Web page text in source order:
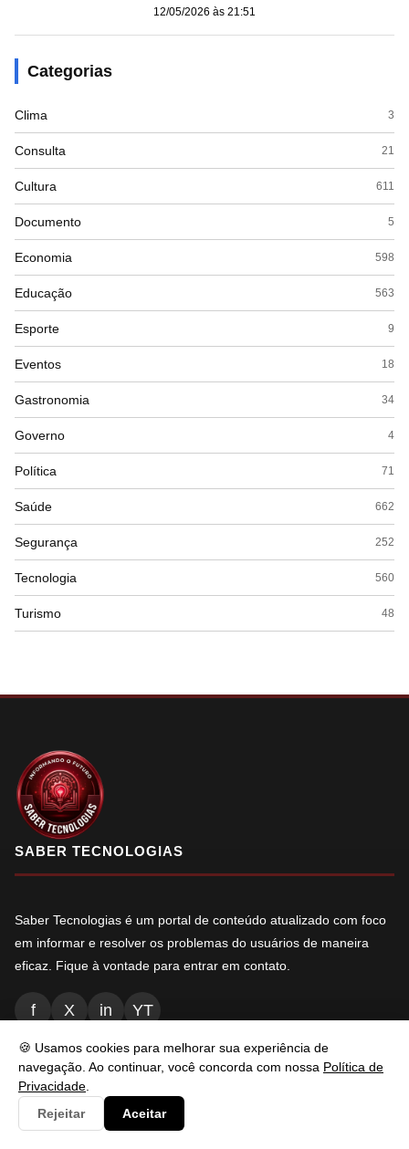
🍪 Usamos cookies para melhorar sua experiência de
navegação. Ao continuar, você concorda com nossa Política de
Privacidade
Rejeitar
Aceitar
12/05/2026 às 21:51
Categorias
Clima 3
Consulta 21
Cultura 611
Documento 5
Economia 598
Educação 563
Esporte 9
Eventos 18
Gastronomia 34
Governo 4
Política 71
Saúde 662
Segurança 252
Tecnologia 560
Turismo 48
SABER TECNOLOGIAS
Saber Tecnologias é um portal de conteúdo atualizado com foco
em informar e resolver os problemas do usuários de maneira
eficaz. Fique à vontade para entrar em contato.
f X in YT
NAVEGAÇÃO
Inicio